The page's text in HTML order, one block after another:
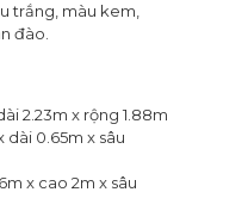
trắng, màu kem,
đào.
2.23m x rộng 1.88m
dài 0.65m x sâu
x cao 2m x sâu